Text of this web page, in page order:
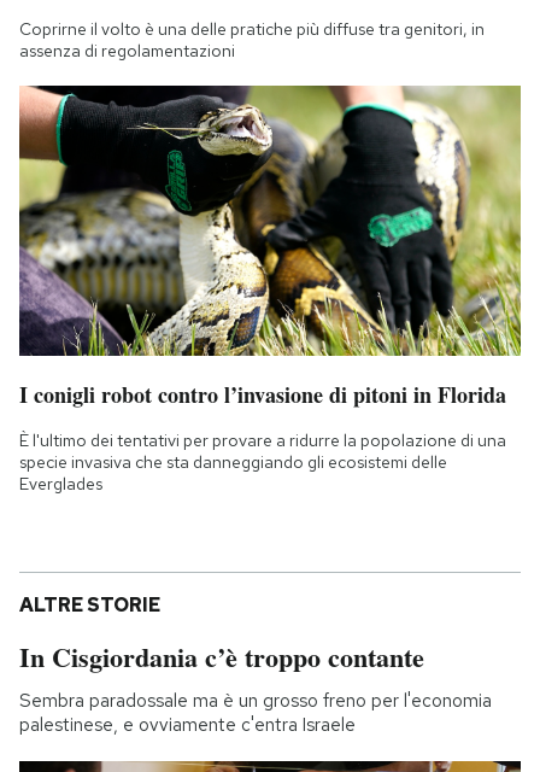
Coprirne il volto è una delle pratiche più diffuse tra genitori, in
assenza di regolamentazioni
I conigli robot contro l’invasione di pitoni in Florida
È l'ultimo dei tentativi per provare a ridurre la popolazione di una
specie invasiva che sta danneggiando gli ecosistemi delle
Everglades
ALTRE STORIE
In Cisgiordania c’è troppo contante
Sembra paradossale ma è un grosso freno per l'economia
palestinese, e ovviamente c'entra Israele